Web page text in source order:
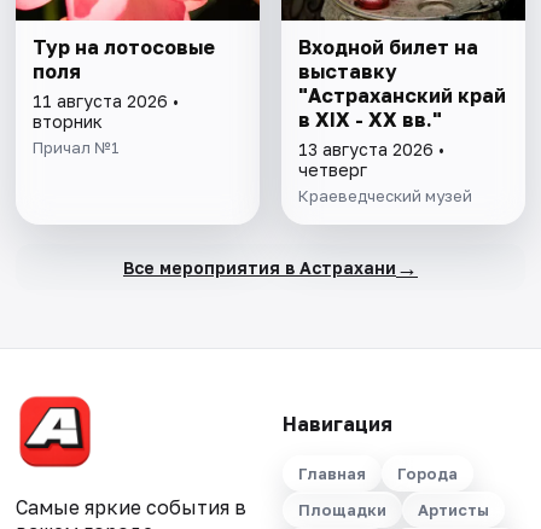
Тур на лотосовые
поля
11 августа 2026 •
вторник
Причал №1
Входной билет на
выставку
"Астраханский край
в XIX - XX вв."
13 августа 2026 •
четверг
Краеведческий музей
Все мероприятия в Астрахани →
Самые яркие события в
Навигация
Главная
Города
Площадки
Артисты